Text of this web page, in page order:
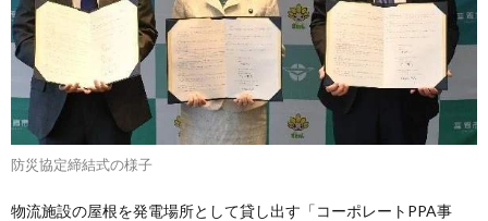
防災協定締結式の様子
物流施設の屋根を発電場所として貸し出す「コーポレートPPA事